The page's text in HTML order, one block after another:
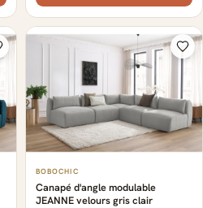
BOBOCHIC
Canapé d'angle modulable
JEANNE velours gris clair